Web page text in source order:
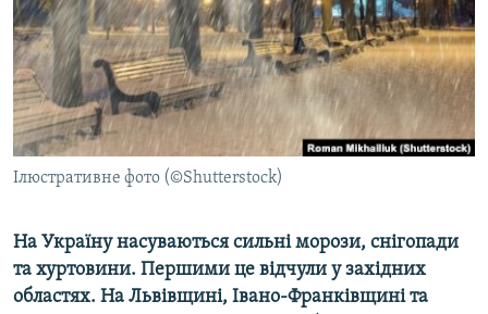
ФОТО
СПЕЦПРОЄКТИ
ПОДКАСТИ
УКР
КТАТ
Ілюстративне фото (©Shutterstock)
На Україну насуваються сильні морози, снігопади
та хуртовини. Першими це відчули у західних
областях. На Львівщині, Івано-Франківщині та